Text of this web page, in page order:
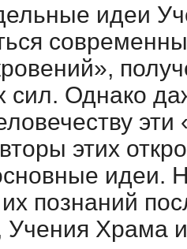
идеи
сил. Однако
эти
этих
идеи.
познаний
Учения Храма